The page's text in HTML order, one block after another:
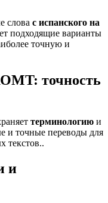
слова с испанского на
подходящие варианты
точную и
точность
терминологию и
и точные переводы для
текстов..
и